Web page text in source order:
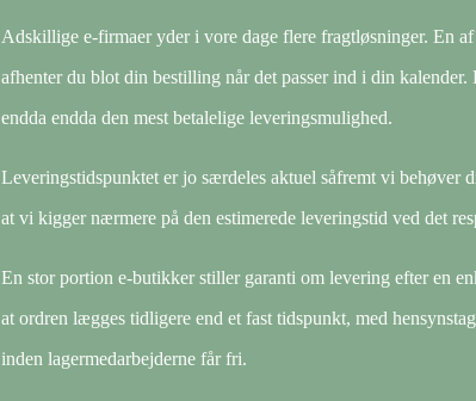
Adskillige e-firmaer yder i vore dage flere fragtløsninger. En
afhenter du blot din bestilling når det passer ind i din
endda endda den mest betalelige leveringsmulighed.
Leveringstidspunktet er jo særdeles aktuel såfremt vi
at vi kigger nærmere på den estimerede leveringstid ved det
En stor portion e-butikker stiller garanti om levering efter en
at ordren lægges tidligere end et fast tidspunkt, med
inden lagermedarbejderne får fri.